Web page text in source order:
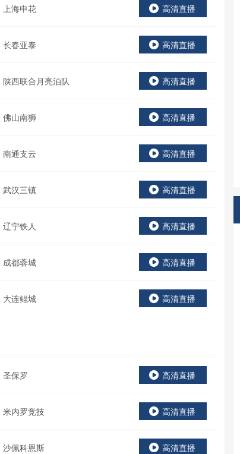
上海申花 高清直播
长春亚泰 高清直播
陕西联合月亮泊队 高清直播
佛山南狮 高清直播
南通支云 高清直播
武汉三镇 高清直播
辽宁铁人 高清直播
成都蓉城 高清直播
大连鲲城 高清直播
圣保罗 高清直播
米内罗竞技 高清直播
沙佩科恩斯 高清直播